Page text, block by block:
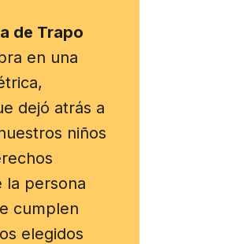
de Trapo
en una
dejó atrás a
niños
la persona
cumplen
elegidos